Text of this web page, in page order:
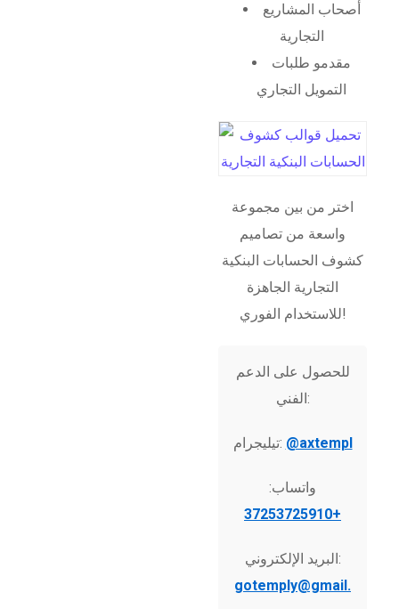
أصحاب المشاريع
التجارية
مقدمو طلبات
التمويل التجاري
اختر من بين مجموعة
واسعة من تصاميم
كشوف الحسابات البنكية
التجارية الجاهزة
للاستخدام الفوري!
للحصول على الدعم
الفني:
تيليجرام: @axtempl
واتساب:
+37253725910
البريد الإلكتروني:
gotemply@gmail.